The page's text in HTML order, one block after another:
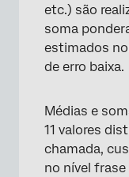
etc.) são
soma
estimados
de erro baixa.
Médias e
11 valores
chamada,
no nível